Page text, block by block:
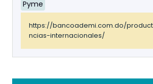
Pyme
https://bancoademi.com.do/
ncias-internacionales/